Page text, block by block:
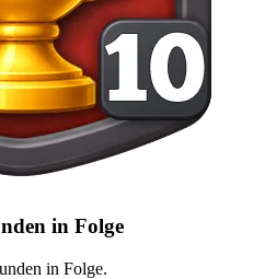
in Folge
in Folge.